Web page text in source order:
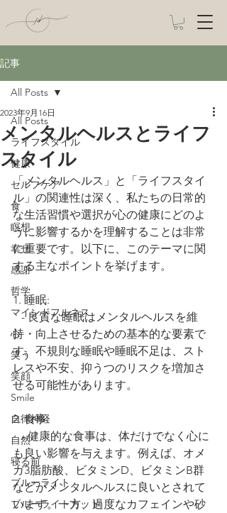
記事
All Posts
ライフスタイル
健康
セルフケア
食
瞑想
幸せ
感謝
哲学
マインドフルネス
心
笑う
笑顔
Smile
自律神経
自然
寝る前
ブルーライト
ブルーライトカット
All Posts
メンタルヘルスとライフ
スタイル
2023年9月16日
「メンタルヘルス」と「ライフスタイ
ル」の関連性は深く、私たちの日常的
な生活習慣や選択が心の健康にどのよ
うに影響するかを理解することは非常
に重要です。以下に、このテーマに関
する主なポイントを挙げます。
1. 睡眠:
   - 良質な睡眠はメンタルヘルスを維
持・向上させるための基本的な要素で
す。不規則な睡眠や睡眠不足は、スト
レスや不安、抑うつのリスクを増加さ
せる可能性があります。
2. 食事:
   - 健康的な食事は、体だけでなく心に
も良い影響を与えます。例えば、オメ
ガ3脂肪酸、ビタミンD、ビタミンB群
などがメンタルヘルスに良いとされて
います。一方、過度なカフェインや砂